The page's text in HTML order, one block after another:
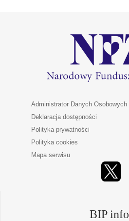
Administrator Danych Osobowych
Deklaracja dostępności
Polityka prywatności
Polityka cookies
Mapa serwisu
BIP info